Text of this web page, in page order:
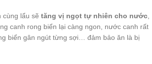
cùng lẩu sẽ tăng vị ngọt tự nhiên cho nước,
canh rong biển lại càng ngon, nước canh rất
biển gân ngút từng sợi… đảm bảo ăn là bị